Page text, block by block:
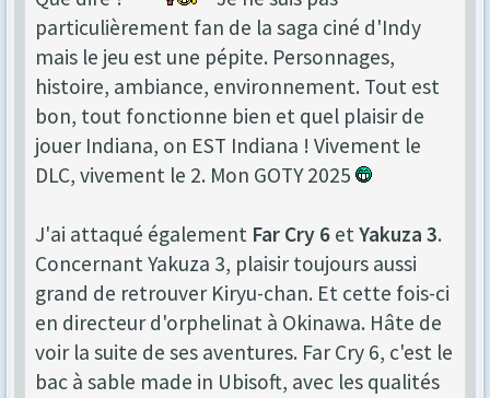
particulièrement fan de la saga ciné d'Indy
mais le jeu est une pépite. Personnages,
histoire, ambiance, environnement. Tout est
bon, tout fonctionne bien et quel plaisir de
jouer Indiana, on EST Indiana ! Vivement le
DLC, vivement le 2. Mon GOTY 2025
J'ai attaqué également Far Cry 6 etYakuza 3.
Concernant Yakuza 3, plaisir toujours aussi
grand de retrouver Kiryu-chan. Et cette fois-ci
en directeur d'orphelinat à Okinawa. Hâte de
voir la suite de ses aventures. Far Cry 6, c'est le
bac à sable made in Ubisoft, avec les qualités